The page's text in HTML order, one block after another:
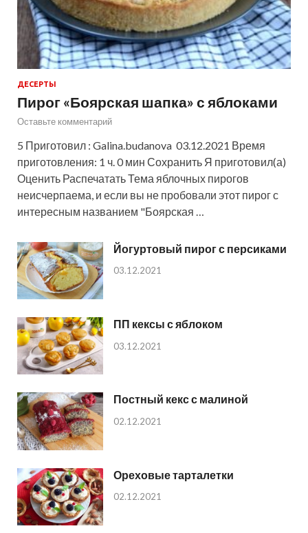
ДЕСЕРТЫ
Пирог «Боярская шапка» с яблоками
Оставьте комментарий
5 Приготовил : Galina.budanova 03.12.2021 Время
приготовления: 1 ч. 0 мин Сохранить Я приготовил(а)
Оценить Распечатать Тема яблочных пирогов
неисчерпаема, и если вы не пробовали этот пирог с
интересным названием "Боярская …
Йогуртовый пирог с персиками
03.12.2021
ПП кексы с яблоком
03.12.2021
Постный кекс с малиной
02.12.2021
Ореховые тарталетки
02.12.2021